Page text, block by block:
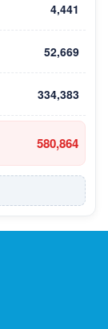
4,441
52,669
334,383
580,864